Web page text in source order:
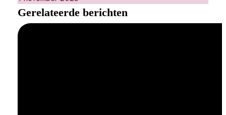
Gerelateerde berichten